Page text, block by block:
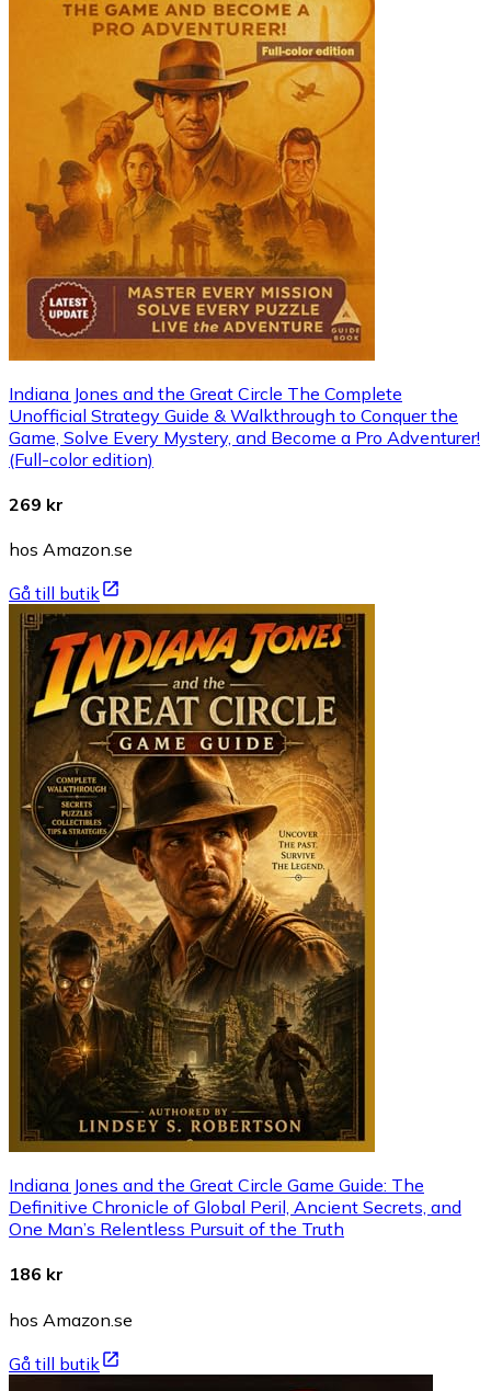
Indiana Jones and the Great Circle The Complete
Unofficial Strategy Guide & Walkthrough to Conquer the
Game, Solve Every Mystery, and Become a Pro Adventurer!
(Full-color edition)
269 kr
hos Amazon.se
Gå till butik
Indiana Jones and the Great Circle Game Guide: The
Definitive Chronicle of Global Peril, Ancient Secrets, and
One Man’s Relentless Pursuit of the Truth
186 kr
hos Amazon.se
Gå till butik